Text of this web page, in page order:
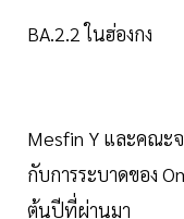
BA.2.2 ในฮ่องกง
Mesfin Y และคณะ
กับการระบาดของ
ต้นปีที่ผ่านมา